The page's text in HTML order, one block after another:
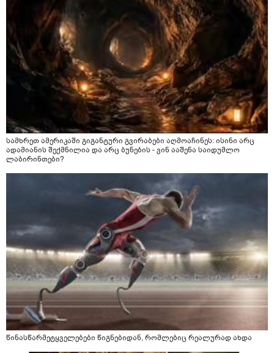
სამხრეთ ამერიკაში გიგანტური გვირაბები აღმოაჩინეს: ისინი არც
ადამიანის შექმნილია და არც ბუნების - ვინ ააშენა საიდუმლო
ლაბირინთები?
წინასწარმეტყველებები წიგნებიდან, რომლებიც რეალურად ახდა